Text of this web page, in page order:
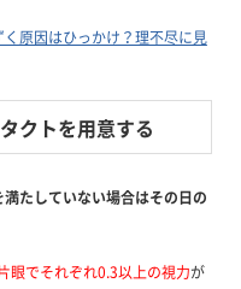
原因はひっかけ？理不尽に見
クトを用意する
たしていない場合はその日の
眼でそれぞれ0.3以上の視力が